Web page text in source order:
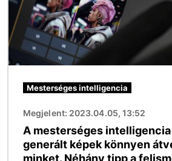
Mesterséges intelligencia
Megjelent: 2023.04.05, 13:52
A mesterséges
generált képek könnyen
minket. Néhány tipp a